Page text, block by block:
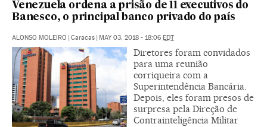
Venezuela ordena a prisão de 11 executivos do
Banesco, o principal banco privado do país
ALONSO MOLEIRO Caracas MAY 03, 2018 - 18:06 EDT
Diretores foram convidados
para uma reunião
corriqueira com a
Superintendência Bancária.
Depois, eles foram presos de
surpresa pela Direção de
Contrainteligência Militar